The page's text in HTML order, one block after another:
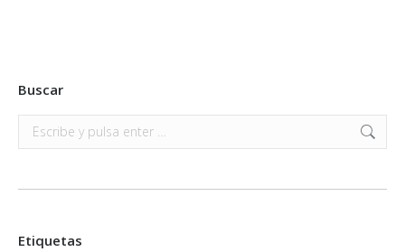
Buscar
Buscar:
Etiquetas